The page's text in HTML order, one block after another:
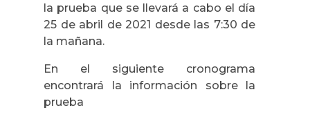
la prueba que se llevará a cabo el día
25 de abril de 2021 desde las 7:30 de
la mañana.
En el siguiente cronograma
encontrará la información sobre la
prueba